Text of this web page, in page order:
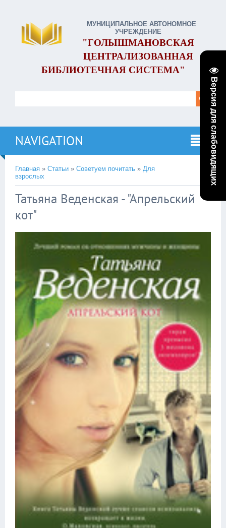
Версия для слабовидящих
МУНИЦИПАЛЬНОЕ АВТОНОМНОЕ
УЧРЕЖДЕНИЕ
"ГОЛЫШМАНОВСКАЯ
ЦЕНТРАЛИЗОВАННАЯ
БИБЛИОТЕЧНАЯ СИСТЕМА"
NAVIGATION
Главная » Статьи » Советуем почитать » Для
взрослых
Татьяна Веденская - "Апрельский
кот"